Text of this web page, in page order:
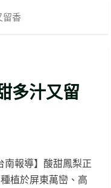
留香
多汁又留
南報導】酸甜鳳梨正
植於屏東萬巒、高